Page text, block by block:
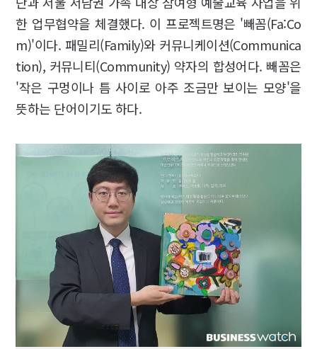
한 업무협약을 체결했다. 이 프로젝트명은 '빼꼼(Fa:Co
m)'이다. 패밀리(Family)와 커뮤니케이션(Communica
tion), 커뮤니티(Community) 약자의 합성어다. 빼꼼은
'작은 구멍이나 틈 사이로 아주 조금만 보이는 모양'을
뜻하는 단어이기도 하다.